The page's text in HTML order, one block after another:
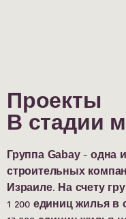
Проекты
В стадии
Группа Gabay - одна
строительных
Израиле. На счету
1 200 единиц жилья в